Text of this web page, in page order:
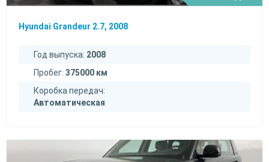
Hyundai Grandeur 2.7, 2008
Год выпуска: 2008
Пробег: 375000 км
Коробка передач:
Автоматическая